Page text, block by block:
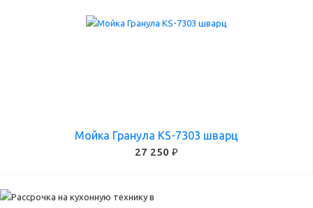
Мойка Гранула KS-7303 шварц
27 250 ₽